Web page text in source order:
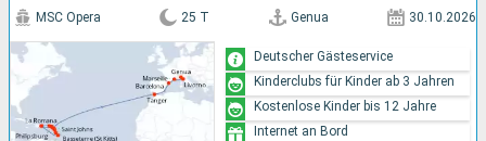
MSC Opera 25 T Genua 30.10.2026
Deutscher Gästeservice
Kinderclubs für Kinder ab 3 Jahren
Kostenlose Kinder bis 12 Jahre
Internet an Bord